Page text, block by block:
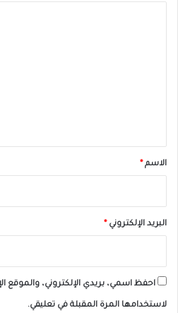
*الاسم *
البريد الإلكتروني *
احفظ اسمي، بريدي الإلكتروني، والموقع
لاستخدامها المرة المقبلة في تعليقي.